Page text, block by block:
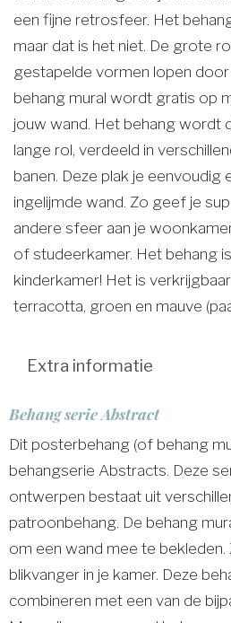
een fijne retrosfeer. Het
maar dat is het niet. De grote
gestapelde vormen lopen door
behang mural wordt gratis op
jouw wand. Het behang wordt
lange rol, verdeeld in
banen. Deze plak je eenvoudig
ingelijmde wand. Zo geef je
andere sfeer aan je
of studeerkamer. Het behang
kinderkamer! Het is
terracotta, groen en mauve
Extra informatie
Behang serie Abstract
Dit posterbehang (of behang
behangserie Abstracts. Deze
ontwerpen bestaat uit
patroonbehang. De behang
om een wand mee te
blikvanger in je kamer. Deze
combineren met een van de